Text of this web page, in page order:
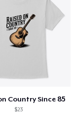
Country Since 85
$23